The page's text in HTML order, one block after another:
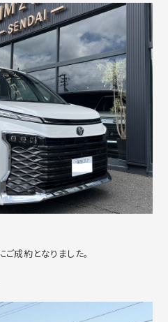
成約となりました。